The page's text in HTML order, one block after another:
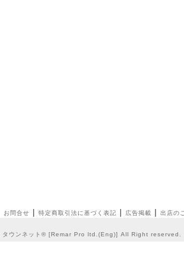
お問合せ | 特定商取引法に基づく表記 | 広告掲載 | 出店の
タウンネット® [Remar Pro ltd. (Eng)] All Right